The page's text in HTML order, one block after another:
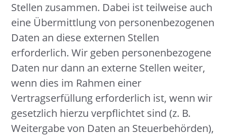
Stellen zusammen. Dabei ist teilweise auch
eine Übermittlung von personenbezogenen
Daten an diese externen Stellen
erforderlich. Wir geben personenbezogene
Daten nur dann an externe Stellen weiter,
wenn dies im Rahmen einer
Vertragserfüllung erforderlich ist, wenn wir
gesetzlich hierzu verpflichtet sind (z. B.
Weitergabe von Daten an Steuerbehörden),